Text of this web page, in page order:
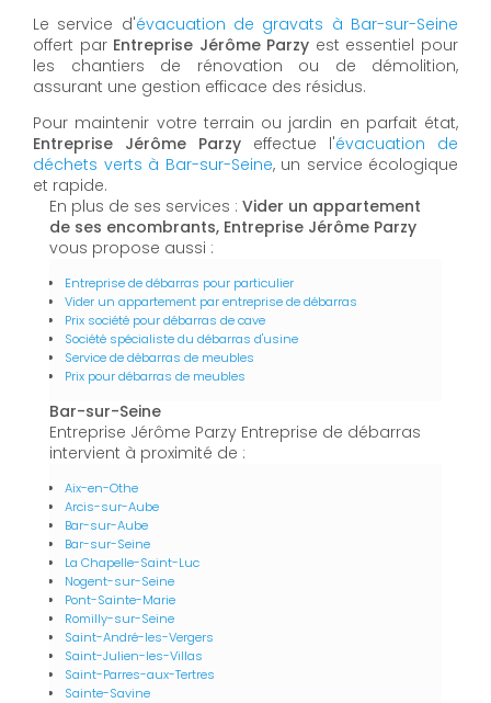
Le service d'évacuation de gravats à Bar-sur-Seine
offert par Entreprise Jérôme Parzy est essentiel pour
les chantiers de rénovation ou de démolition,
assurant une gestion efficace des résidus.
Pour maintenir votre terrain ou jardin en parfait état,
Entreprise Jérôme Parzy effectue l'évacuation de
déchets verts à Bar-sur-Seine, un service écologique
et rapide.
En plus de ses services : Vider un appartement
de ses encombrants, Entreprise Jérôme Parzy
vous propose aussi :
Entreprise de débarras pour particulier
Vider un appartement par entreprise de débarras
Prix société pour débarras de cave
Société spécialiste du débarras d'usine
Service de débarras de meubles
Prix pour débarras de meubles
Bar-sur-Seine
Entreprise Jérôme Parzy Entreprise de débarras
intervient à proximité de :
Aix-en-Othe
Arcis-sur-Aube
Bar-sur-Aube
Bar-sur-Seine
La Chapelle-Saint-Luc
Nogent-sur-Seine
Pont-Sainte-Marie
Romilly-sur-Seine
Saint-André-les-Vergers
Saint-Julien-les-Villas
Saint-Parres-aux-Tertres
Sainte-Savine